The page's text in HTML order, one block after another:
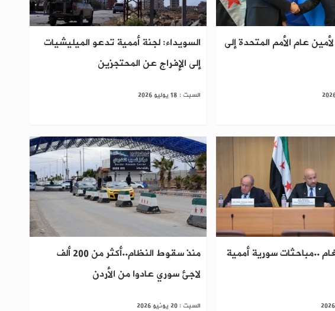
عام الأمم المتحدة إلى
السويداء: لجنة أممية تدعو الميليشيات
إلى الإفراج عن المحتجزين
السبت : 18 يوليو 2026
..مباحثات سورية أممية
منذ سقوط النظام..أكثر من 200 ألف
‏لاجئ سوري ‏عادوا من الأردن
السبت : 20 يونيو 2026